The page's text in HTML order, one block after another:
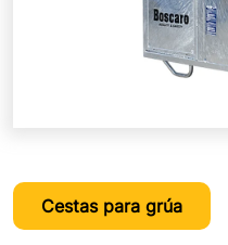
Cestas para grúa